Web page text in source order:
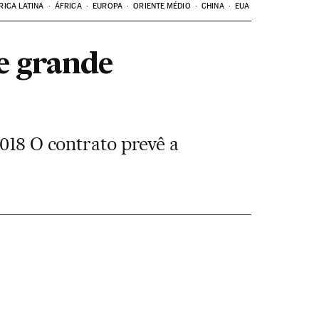
LATINA ÁFRICA EUROPA ORIENTE MÉDIO CHINA EUA
grande
O contrato prevê a